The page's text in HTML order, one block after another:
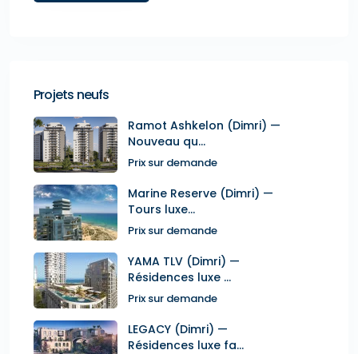
Projets neufs
Ramot Ashkelon (Dimri) —
Nouveau qu...
Prix sur demande
Marine Reserve (Dimri) —
Tours luxe...
Prix sur demande
YAMA TLV (Dimri) —
Résidences luxe ...
Prix sur demande
LEGACY (Dimri) —
Résidences luxe fa...